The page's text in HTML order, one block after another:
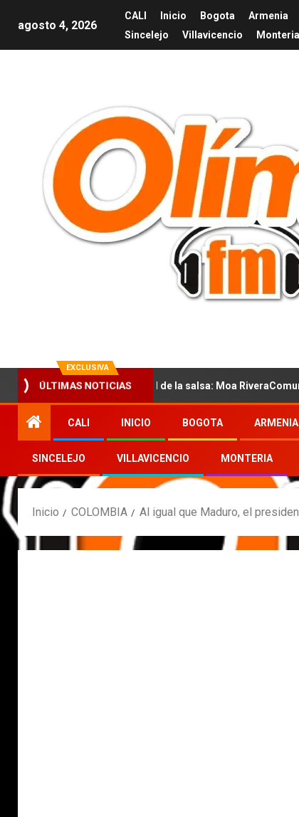
agosto 4, 2026
CALI Inicio Bogota Armenia
Sincelejo
Villavicencio Monteria
EXCLUSIVA
ÚLTIMAS NOTICIAS
la nueva voz sensual de la salsa: Moa RiveraComunicado de
CALI INICIO BOGOTA ARMENIA
SINCELEJO VILLAVICENCIO MONTERIA
Inicio COLOMBIA Al igual que Maduro, el